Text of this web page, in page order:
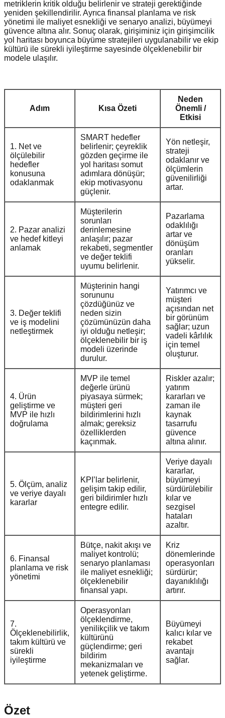
metriklerin kritik olduğu belirlenir ve strateji gerektiğinde
yeniden şekillendirilir. Ayrıca finansal planlama ve risk
yönetimi ile maliyet esnekliği ve senaryo analizi, büyümeyi
güvence altına alır. Sonuç olarak, girişiminiz için girişimcilik
yol haritası boyunca büyüme stratejileri uygulanabilir ve ekip
kültürü ile sürekli iyileştirme sayesinde ölçeklenebilir bir
modele ulaşılır.
Adım Kısa Özeti
Neden
Önemli /
Etkisi
1. Net ve
ölçülebilir
hedefler
konusuna
odaklanmak
SMART hedefler
belirlenir; çeyreklik
gözden geçirme ile
yol haritası somut
adımlara dönüşür;
ekip motivasyonu
güçlenir.
Yön netleşir,
strateji
odaklanır ve
ölçümlerin
güvenilirliği
artar.
2. Pazar analizi
ve hedef kitleyi
anlamak
Müşterilerin
sorunları
derinlemesine
anlaşılır; pazar
rekabeti, segmentler
ve değer teklifi
uyumu belirlenir.
Pazarlama
odaklılığı
artar ve
dönüşüm
oranları
yükselir.
3. Değer teklifi
ve iş modelini
netleştirmek
Müşterinin hangi
sorununu
çözdüğünüz ve
neden sizin
çözümünüzün daha
iyi olduğu netleşir;
ölçeklenebilir bir iş
modeli üzerinde
durulur.
Yatırımcı ve
müşteri
açısından net
bir görünüm
sağlar; uzun
vadeli kârlılık
için temel
oluşturur.
4. Ürün
geliştirme ve
MVP ile hızlı
doğrulama
MVP ile temel
değerle ürünü
piyasaya sürmek;
müşteri geri
bildirimlerini hızlı
almak; gereksiz
özelliklerden
kaçınmak.
Riskler azalır;
yatırım
kararları ve
zaman ile
kaynak
tasarrufu
güvence
altına alınır.
5. Ölçüm, analiz
ve veriye dayalı
kararlar
KPI’lar belirlenir,
gelişim takip edilir,
geri bildirimler hızlı
entegre edilir.
Veriye dayalı
kararlar,
büyümeyi
sürdürülebilir
kılar ve
sezgisel
hataları
azaltır.
6. Finansal
planlama ve risk
yönetimi
Bütçe, nakit akışı ve
maliyet kontrolü;
senaryo planlaması
ile maliyet esnekliği;
ölçeklenebilir
finansal yapı.
Kriz
dönemlerinde
operasyonları
sürdürür;
dayanıklılığı
artırır.
7.
Ölçeklenebilirlik,
takım kültürü ve
sürekli
iyileştirme
Operasyonları
ölçeklendirme,
yenilikçilik ve takım
kültürünü
güçlendirme; geri
bildirim
mekanizmaları ve
yetenek geliştirme.
Büyümeyi
kalıcı kılar ve
rekabet
avantajı
sağlar.
Özet